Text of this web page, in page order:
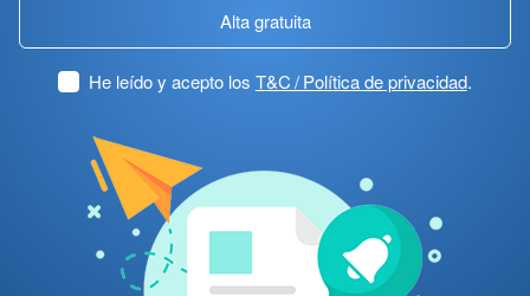
Alta gratuita
He leído y acepto los T&C / Política de privacidad.